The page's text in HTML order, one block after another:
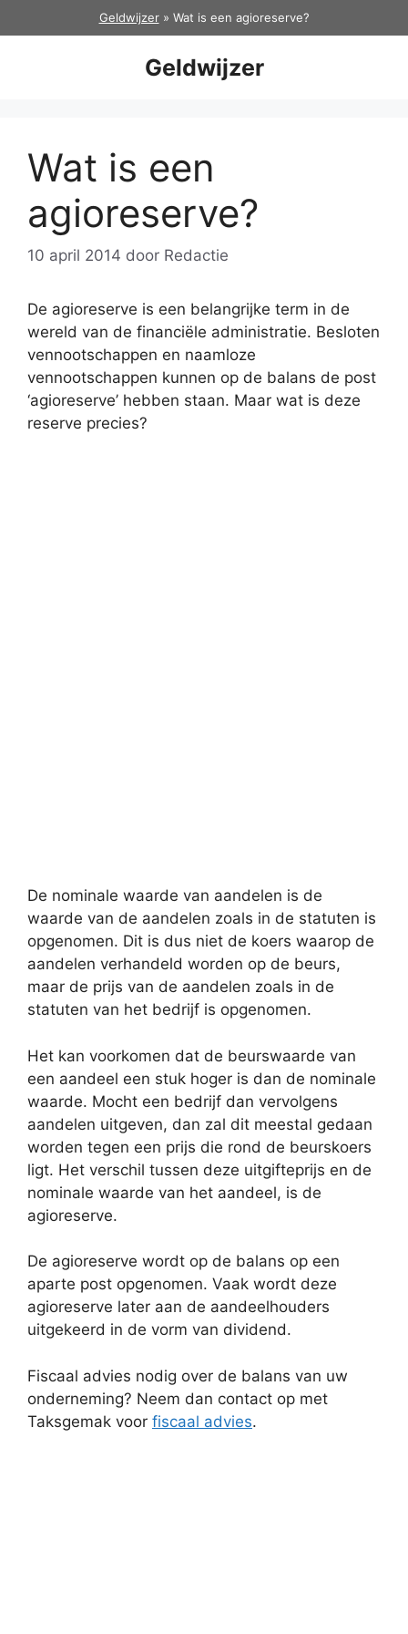
naar
Geldwijzer» Wat is een agioreserve?
Geldwijzer
Wat is een
agioreserve?
10 april 2014 door Redactie
De agioreserve is een belangrijke term in de
wereld van de financiële administratie. Besloten
vennootschappen en naamloze
vennootschappen kunnen op de balans de post
‘agioreserve’ hebben staan. Maar wat is deze
reserve precies?
De nominale waarde van aandelen is de
waarde van de aandelen zoals in de statuten is
opgenomen. Dit is dus niet de koers waarop de
aandelen verhandeld worden op de beurs,
maar de prijs van de aandelen zoals in de
statuten van het bedrijf is opgenomen.
Het kan voorkomen dat de beurswaarde van
een aandeel een stuk hoger is dan de nominale
waarde. Mocht een bedrijf dan vervolgens
aandelen uitgeven, dan zal dit meestal gedaan
worden tegen een prijs die rond de beurskoers
ligt. Het verschil tussen deze uitgifteprijs en de
nominale waarde van het aandeel, is de
agioreserve.
De agioreserve wordt op de balans op een
aparte post opgenomen. Vaak wordt deze
agioreserve later aan de aandeelhouders
uitgekeerd in de vorm van dividend.
Fiscaal advies nodig over de balans van uw
onderneming? Neem dan contact op met
Taksgemak voor fiscaal advies.